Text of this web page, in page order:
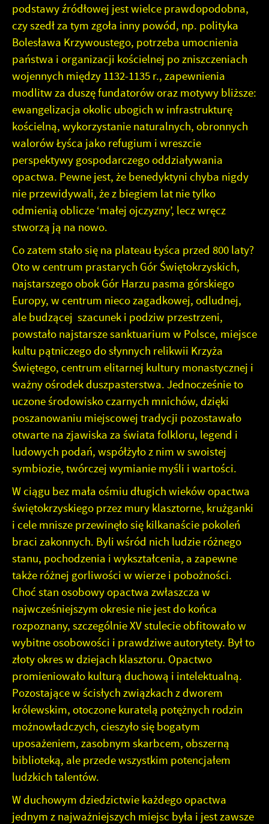
podstawy źródłowej jest wielce prawdopodobna,
czy szedł za tym zgoła inny powód, np. polityka
Bolesława Krzywoustego, potrzeba umocnienia
państwa i organizacji kościelnej po zniszczeniach
wojennych między 1132-1135 r., zapewnienia
modlitw za duszę fundatorów oraz motywy bliższe:
ewangelizacja okolic ubogich w infrastrukturę
kościelną, wykorzystanie naturalnych, obronnych
walorów Łyśca jako refugium i wreszcie
perspektywy gospodarczego oddziaływania
opactwa. Pewne jest, że benedyktyni chyba nigdy
nie przewidywali, że z biegiem lat nie tylko
odmienią oblicze ‘małej ojczyzny’, lecz wręcz
stworzą ją na nowo.
Co zatem stało się na plateau Łyśca przed 800 laty?
Oto w centrum prastarych Gór Świętokrzyskich,
najstarszego obok Gór Harzu pasma górskiego
Europy, w centrum nieco zagadkowej, odludnej,
ale budzącej szacunek i podziw przestrzeni,
powstało najstarsze sanktuarium w Polsce, miejsce
kultu pątniczego do słynnych relikwii Krzyża
Świętego, centrum elitarnej kultury monastycznej i
ważny ośrodek duszpasterstwa. Jednocześnie to
uczone środowisko czarnych mnichów, dzięki
poszanowaniu miejscowej tradycji pozostawało
otwarte na zjawiska za świata folkloru, legend i
ludowych podań, współżyło z nim w swoistej
symbiozie, twórczej wymianie myśli i wartości.
W ciągu bez mała ośmiu długich wieków opactwa
świętokrzyskiego przez mury klasztorne, krużganki
i cele mnisze przewinęło się kilkanaście pokoleń
braci zakonnych. Byli wśród nich ludzie różnego
stanu, pochodzenia i wykształcenia, a zapewne
także różnej gorliwości w wierze i pobożności.
Choć stan osobowy opactwa zwłaszcza w
najwcześniejszym okresie nie jest do końca
rozpoznany, szczególnie XV stulecie obfitowało w
wybitne osobowości i prawdziwe autorytety. Był to
złoty okres w dziejach klasztoru. Opactwo
promieniowało kulturą duchową i intelektualną.
Pozostające w ścisłych związkach z dworem
królewskim, otoczone kuratelą potężnych rodzin
możnowładczych, cieszyło się bogatym
uposażeniem, zasobnym skarbcem, obszerną
biblioteką, ale przede wszystkim potencjałem
ludzkich talentów.
W duchowym dziedzictwie każdego opactwa
jednym z najważniejszych miejsc była i jest zawsze